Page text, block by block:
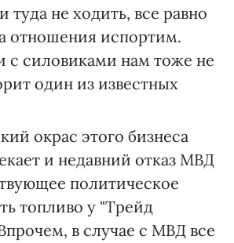
туда не ходить, все равно
отношения испортим.
с силовиками нам тоже не
один из известных
окрас этого бизнеса
и недавний отказ МВД
политическое
топливо у "Трейд
в случае с МВД все